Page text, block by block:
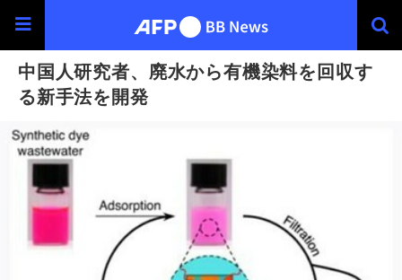
中国人研究者、廃水から有機染料を回収す
る新手法を開発